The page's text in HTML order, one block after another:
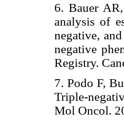
6. Bauer
analysis of
negative,
negative
Registry.
7. Podo F,
Triple-
Mol Oncol.